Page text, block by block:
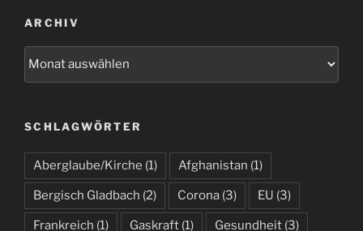
ARCHIV
SCHLAGWÖRTER
Aberglaube/Kirche (1) Afghanistan (1)
Bergisch Gladbach (2) Corona (3) EU (3)
Frankreich (1) Gaskraft (1) Gesundheit (3)